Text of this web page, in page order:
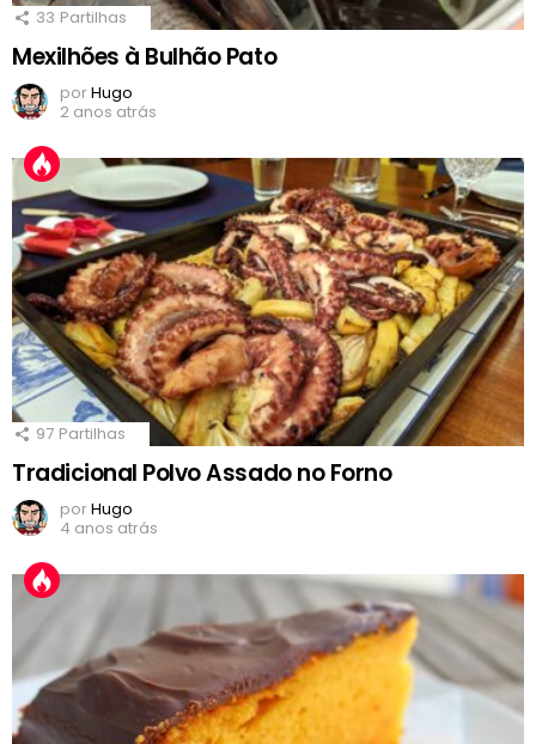
33 Partilhas
Mexilhões à Bulhão Pato
porHugo
2 anos atrás
97 Partilhas
Tradicional Polvo Assado no Forno
porHugo
4 anos atrás